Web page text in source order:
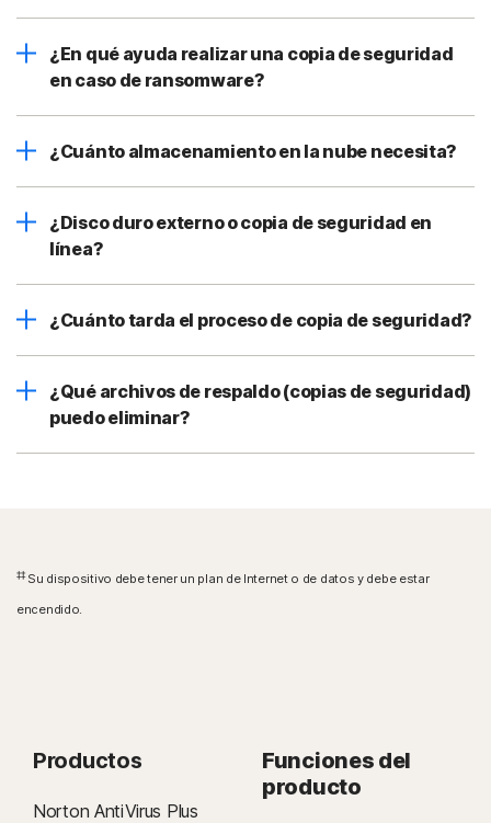
¿En qué ayuda realizar una copia de seguridad
en caso de ransomware?
¿Cuánto almacenamiento en la nube necesita?
¿Disco duro externo o copia de seguridad en
línea?
¿Cuánto tarda el proceso de copia de seguridad?
¿Qué archivos de respaldo (copias de seguridad)
puedo eliminar?
‡‡Su dispositivo debe tener un plan de Internet o de datos y debe estar
encendido.
Productos
Norton AntiVirus Plus
Funciones del
producto